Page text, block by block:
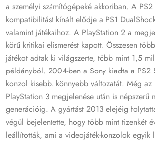
a személyi számítógépeké akkoriban. A PS2
kompatibilitást kínált elődje a PS1
valamint játékaihoz.A PlayStation 2 a
körű kritikai elismerést kapott. Összesen
játékot adtak ki világszerte, több mint 1,5
példányból. 2004-ben a Sony kiadta a PS2
konzol kisebb, könnyebb változatát. Még az
PlayStation 3 megjelenése után is népszerű
generációig. A gyártást 2013 elejéig
végül bejelentette, hogy több mint tizenkét
leállították, ami a videojáték-konzolok egyik